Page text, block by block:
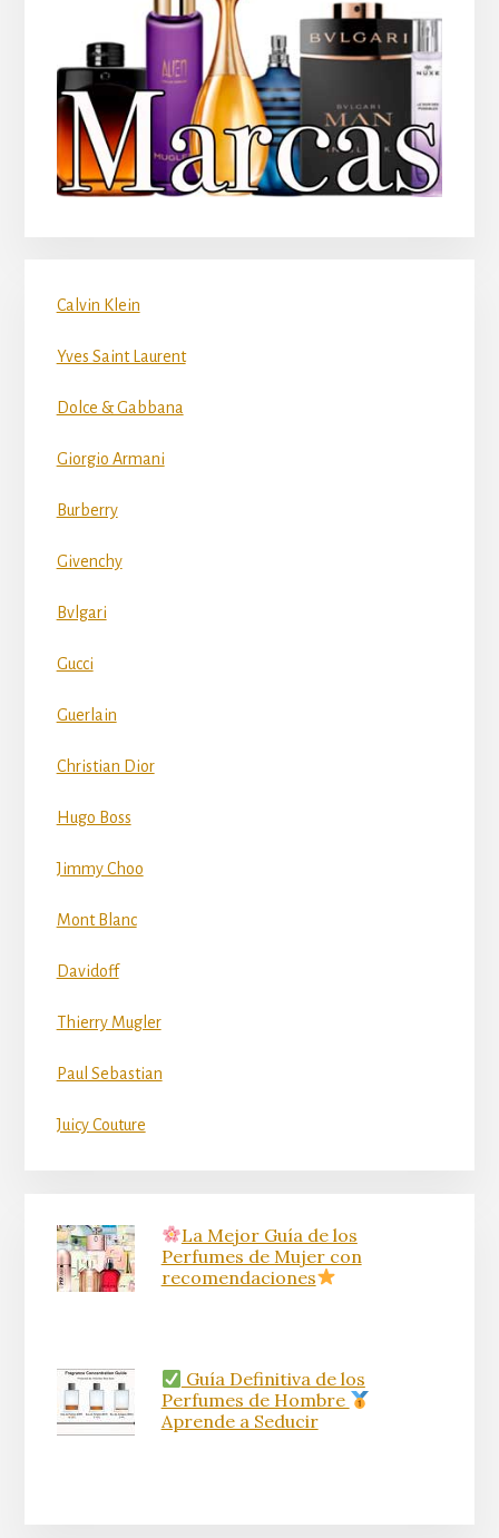
Calvin Klein
Yves Saint Laurent
Dolce & Gabbana
Giorgio Armani
Burberry
Givenchy
Bvlgari
Gucci
Guerlain
Christian Dior
Hugo Boss
Jimmy Choo
Mont Blanc
Davidoff
Thierry Mugler
Paul Sebastian
Juicy Couture
La Mejor Guía de los
Perfumes de Mujer con
recomendaciones
Guía Definitiva de los
Perfumes de Hombre
Aprende a Seducir